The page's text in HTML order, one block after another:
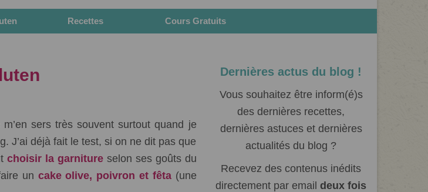
Recettes Cours Gratuits
sers très souvent surtout quand je
J’ai déjà fait le test, si on ne dit pas que
choisir la garniture selon ses goûts du
un cake olive, poivron et fêta(une
Dernières actus du blog !
Vous souhaitez être inform(é)s
des dernières recettes,
dernières astuces et dernières
actualités du blog ?
Recevez des contenus inédits
directement par emaildeux fois